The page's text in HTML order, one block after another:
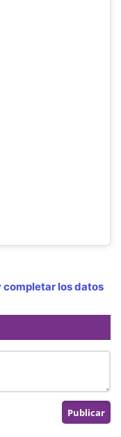
los datos